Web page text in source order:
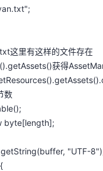
这里有这样的文件存在
获得
数
byte[length];
"UTF-